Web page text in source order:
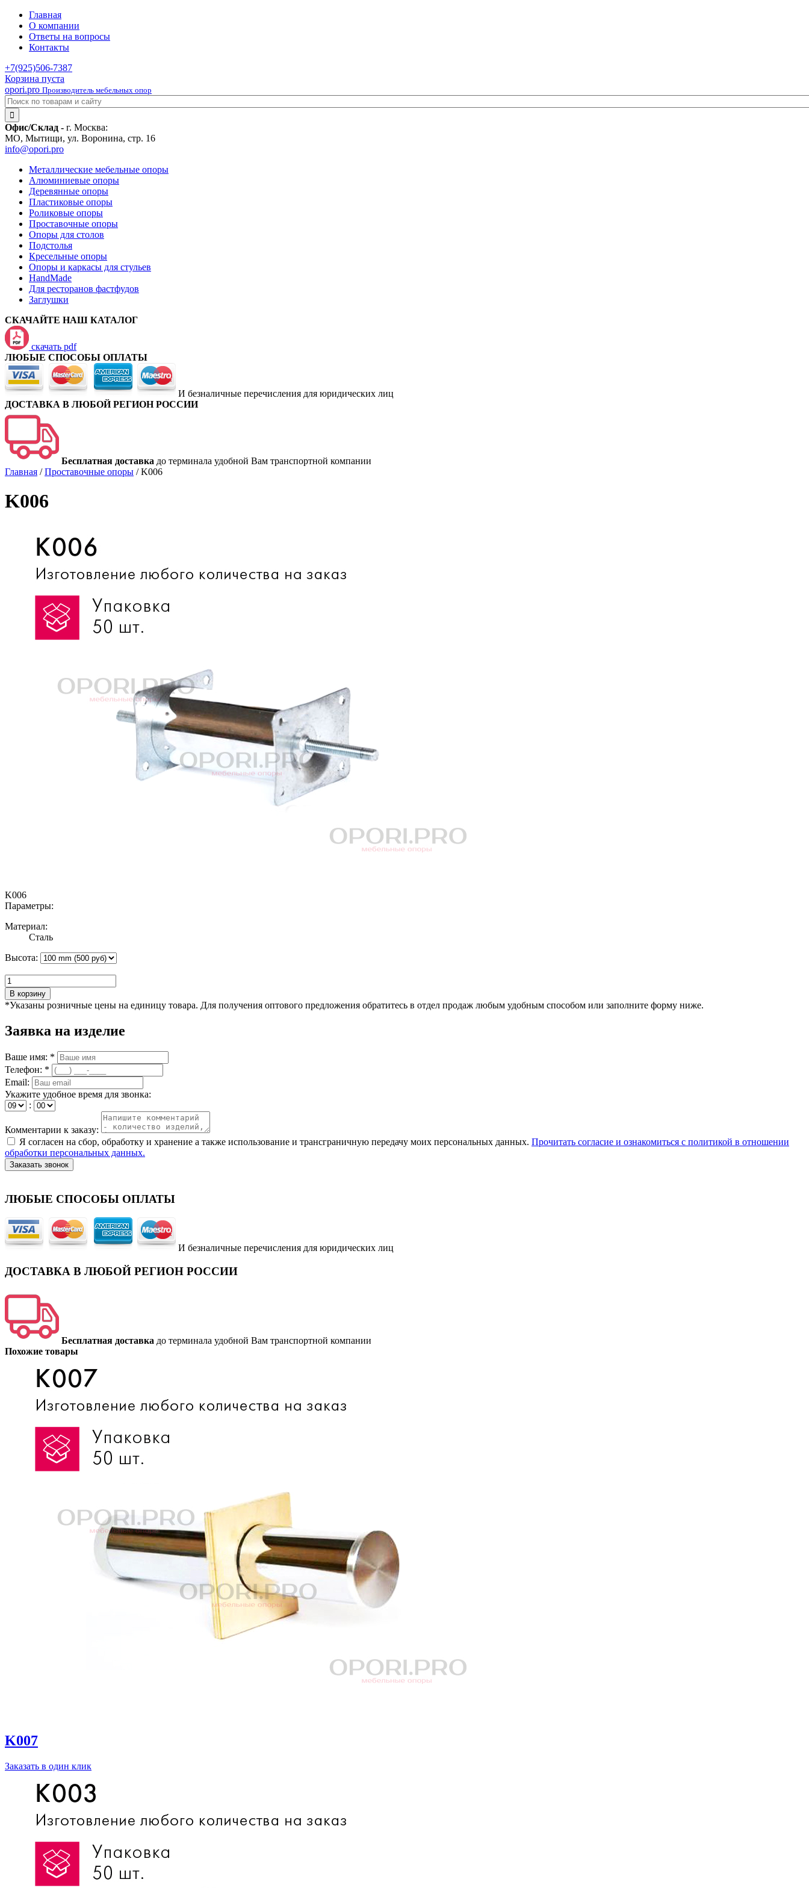
Главная
О компании
Ответы на вопросы
Контакты
+7(925)506-7387
Корзина пуста
opori.pro Производитель мебельных опор
Офис/Склад - г. Москва:
МО, Мытищи, ул. Воронина, стр. 16
info@opori.pro
Металлические мебельные опоры
Алюминиевые опоры
Деревянные опоры
Пластиковые опоры
Роликовые опоры
Проставочные опоры
Опоры для столов
Подстолья
Кресельные опоры
Опоры и каркасы для стульев
HandMade
Для ресторанов фастфудов
Заглушки
СКАЧАЙТЕ НАШ КАТАЛОГ
скачать pdf
ЛЮБЫЕ СПОСОБЫ ОПЛАТЫ
И безналичные перечисления для юридических лиц
ДОСТАВКА В ЛЮБОЙ РЕГИОН РОССИИ
Бесплатная доставка до терминала удобной Вам транспортной компании
Главная /Проставочные опоры /K006
K006
K006
Параметры:
Материал:
Сталь
Высота:
В корзину
*Указаны розничные цены на единицу товара. Для получения оптового предложения обратитесь в отдел продаж любым удобным способом или заполните форму ниже.
Заявка на изделие
Ваше имя: *
Телефон: *
Email:
Укажите удобное время для звонка:
:
Комментарии к заказу:
Я согласен на сбор, обработку и хранение а также использование и трансграничную передачу моих персональных данных. Прочитать согласие и ознакомиться с политикой в отношении
обработки персональных данных.
Заказать звонок
ЛЮБЫЕ СПОСОБЫ ОПЛАТЫ
И безналичные перечисления для юридических лиц
ДОСТАВКА В ЛЮБОЙ РЕГИОН РОССИИ
Бесплатная доставка до терминала удобной Вам транспортной компании
Похожие товары
K007
Заказать в один клик